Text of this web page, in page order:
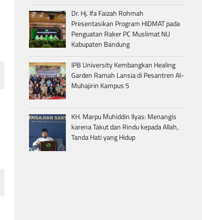
Dr. Hj. Ifa Faizah Rohmah
Presentasikan Program HIDMAT pada
Penguatan Raker PC Muslimat NU
Kabupaten Bandung
IPB University Kembangkan Healing
Garden Ramah Lansia di Pesantren Al-
Muhajirin Kampus 5
KH. Marpu Muhiddin Ilyas: Menangis
karena Takut dan Rindu kepada Allah,
Tanda Hati yang Hidup